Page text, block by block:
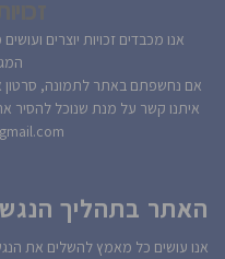
אנו מכבדים זכויות יוצרים
אם נחשפתם באתר לתמונה, סרטון
איתנו קשר על מנת שנוכל להסיר
האתר בתהליך
אנו עושים כל מאמץ להשלים את